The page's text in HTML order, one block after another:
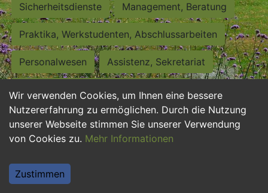
Wir verwenden Cookies, um Ihnen eine bessere
Nutzererfahrung zu ermöglichen. Durch die Nutzung
unserer Webseite stimmen Sie unserer Verwendung
von Cookies zu. Mehr Informationen
Zustimmen
Sicherheitsdienste Management, Beratung
Praktika, Werkstudenten, Abschlussarbeiten
Personalwesen Assistenz, Sekretariat
Hilfskräfte, Aushilfs- und Nebenjobs
Einkauf, Logistik, Materialwirtschaft
Weiterbildung, Studium, duale Ausbildung
Tourismus